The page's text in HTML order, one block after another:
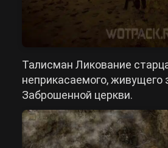
Талисман Ликование
неприкасаемого, живущего
Заброшенной церкви.